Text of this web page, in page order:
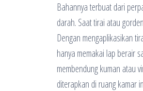
Bahannya terbuat dari
darah. Saat tirai atau
Dengan mengaplikasikan
hanya memakai lap berair
membendung kuman atau
diterapkan di ruang kamar